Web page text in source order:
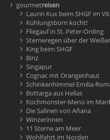
gourmetreisen
Laurin Kux beim SHGF im
Kühlungsborn kocht!
Fliegauf in St. Peter-Ording
Sterneregen über der
King beim SHGF
Binz
Singapur
Cognac mit Orangenhaut
Schinkenhimmel Emilia-
Bottarga aus Hellas
Kochmonster-Menü im
Die Salinen von Añana
Winzerinnen
11 Sterne am Meer
Wohlfahrt im Norden